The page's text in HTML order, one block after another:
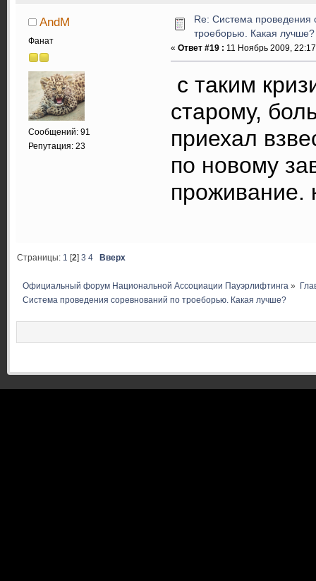
AndM
Фанат
Сообщений: 91
Репутация: 23
Re: Система проведения
троеборью. Какая лучше?
« Ответ #19 : 11 Ноябрь 2009,
с таким
старому,
приехал
по новому
проживание.
Страницы: 1 [2]3 4 Вверх
Официальный форум Национальной Ассоциации Пауэрлифтинга »
Система проведения соревнований по троеборью. Какая лучше?